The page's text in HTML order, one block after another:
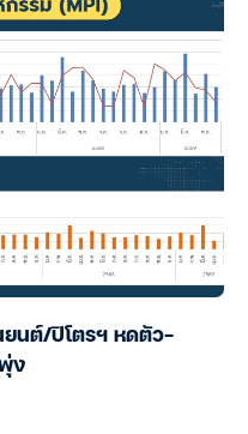
ยนต์/ปิโตรฯ หดตัว-
ง